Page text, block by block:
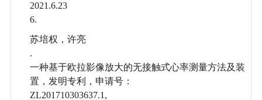
2021.6.23
6.
苏培权，许亮
.
一种基于欧拉影像放大的无接触式心率测量方法及装
置，发明专利，申请号：
ZL201710303637.1,